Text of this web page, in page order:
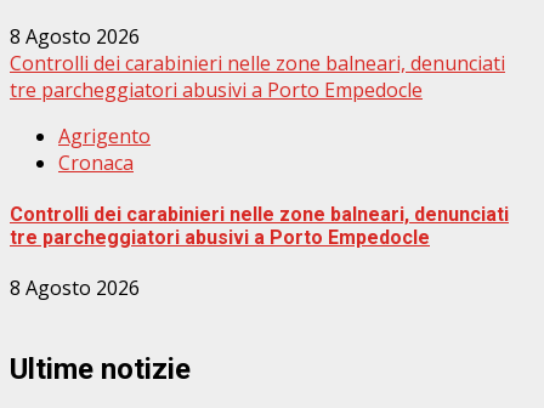
8 Agosto 2026
Controlli dei carabinieri nelle zone balneari, denunciati
tre parcheggiatori abusivi a Porto Empedocle
Agrigento
Cronaca
Controlli dei carabinieri nelle zone balneari, denunciati
tre parcheggiatori abusivi a Porto Empedocle
8 Agosto 2026
Ultime notizie